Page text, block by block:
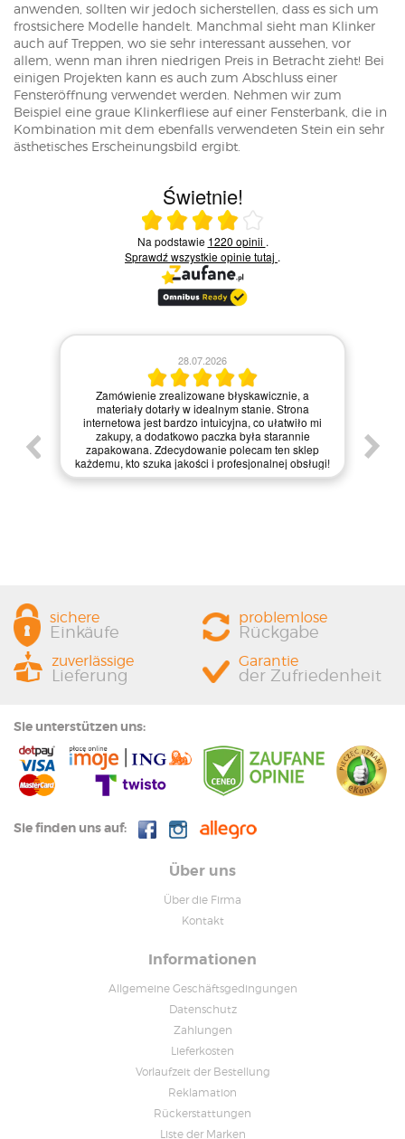
anwenden, sollten wir jedoch sicherstellen, dass es sich um
frostsichere Modelle handelt. Manchmal sieht man Klinker
auch auf Treppen, wo sie sehr interessant aussehen, vor
allem, wenn man ihren niedrigen Preis in Betracht zieht! Bei
einigen Projekten kann es auch zum Abschluss einer
Fensteröffnung verwendet werden. Nehmen wir zum
Beispiel eine graue Klinkerfliese auf einer Fensterbank, die in
Kombination mit dem ebenfalls verwendeten Stein ein sehr
ästhetisches Erscheinungsbild ergibt.
Świetnie!
Ocena średnia 4 na 5
Na podstawie 1220 opinii .
Sprawdź wszystkie opinietutaj .
28.07.2026
Zamówienie zrealizowane błyskawicznie, a
materiały dotarły w idealnym stanie. Strona
internetowa jest bardzo intuicyjna, co ułatwiło mi
zakupy, a dodatkowo paczka była starannie
zapakowana. Zdecydowanie polecam ten sklep
każdemu, kto szuka jakości i profesjonalnej obsługi!
sichere
Einkäufe
problemlose
Rückgabe
zuverlässige
Lieferung
Garantie
der Zufriedenheit
Sie unterstützen uns:
Sie finden uns auf:
Über uns
Über die Firma
Kontakt
Informationen
Allgemeine Geschäftsgedingungen
Datenschutz
Zahlungen
Lieferkosten
Vorlaufzeit der Bestellung
Reklamation
Rückerstattungen
Liste der Marken